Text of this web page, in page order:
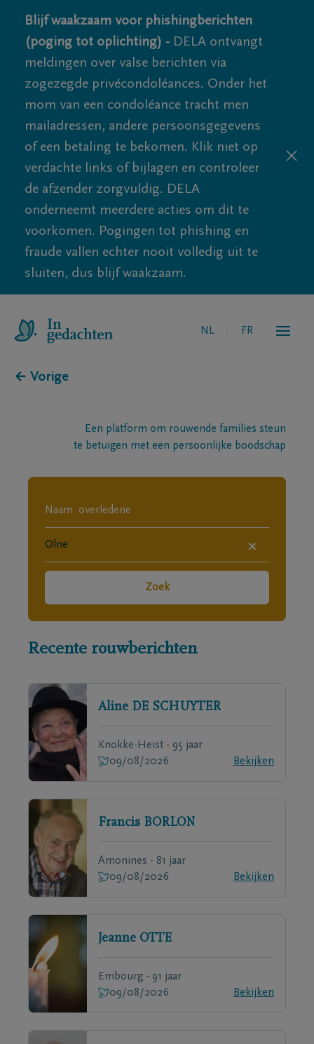
Blijf waakzaam voor phishingberichten
(poging tot oplichting) - DELA ontvangt
meldingen over valse berichten via
zogezegde privécondoléances. Onder het
mom van een condoléance tracht men
mailadressen, andere persoonsgegevens
of een betaling te bekomen. Klik niet op
verdachte links of bijlagen en controleer
de afzender zorgvuldig. DELA
onderneemt meerdere acties om dit te
voorkomen. Pogingen tot phishing en
fraude vallen echter nooit volledig uit te
sluiten, dus blijf waakzaam.
NL FR
← Vorige
Een platform om rouwende families steun
te betuigen met een persoonlijke boodschap
×
Zoek
Recente rouwberichten
Aline DE SCHUYTER
Knokke-Heist - 95 jaar
09/08/2026
Bekijken
Francis BORLON
Amonines - 81 jaar
09/08/2026
Bekijken
Jeanne OTTE
Embourg - 91 jaar
09/08/2026
Bekijken